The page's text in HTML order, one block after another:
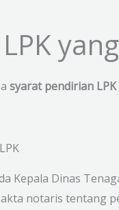
syarat pendirian LPK
Kepala Dinas
notaris tentang